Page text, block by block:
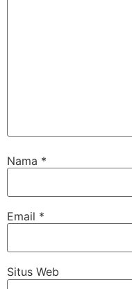
Nama *
Email *
Situs Web